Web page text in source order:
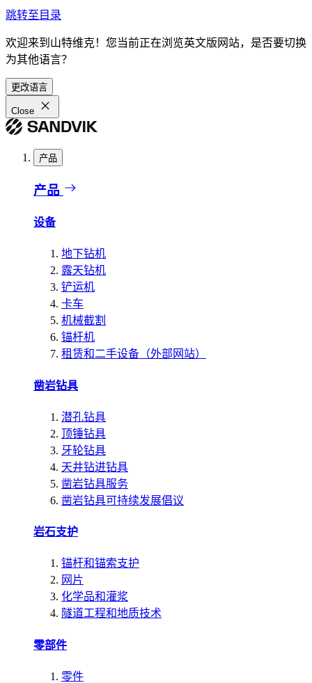
跳转至目录
欢迎来到山特维克！您当前正在浏览英文版网站，是否要切换
为其他语言？
更改语言
Close
产品
产品
设备
地下钻机
露天钻机
铲运机
卡车
机械截割
锚杆机
租赁和二手设备（外部网站）
凿岩钻具
潜孔钻具
顶锤钻具
牙轮钻具
天井钻进钻具
凿岩钻具服务
凿岩钻具可持续发展倡议
岩石支护
锚杆和锚索支护
网片
化学品和灌浆
隧道工程和地质技术
零部件
零件